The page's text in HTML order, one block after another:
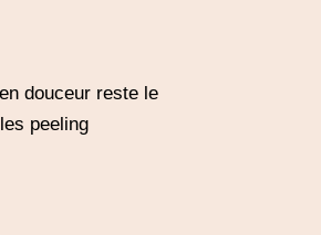
douceur reste le
peeling